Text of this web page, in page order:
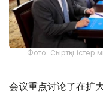
Фото: Сыртқы істер
会议重点讨论了在扩